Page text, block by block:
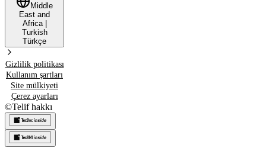
Middle
East and
Africa|
Turkish
Türkçe
Gizlilik politikası
Kullanım şartları
Site mülkiyeti
Çerez ayarları
©Telif hakkı